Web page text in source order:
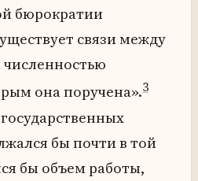
бюрократии
связи между
она поручена».3
бы почти в той
бы объем работы,